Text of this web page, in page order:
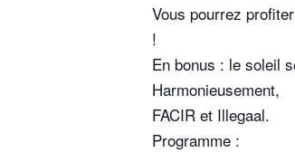
Vous pourrez
!
En bonus : le soleil
Harmonieusement,
FACIR et Illegaal.
Programme :